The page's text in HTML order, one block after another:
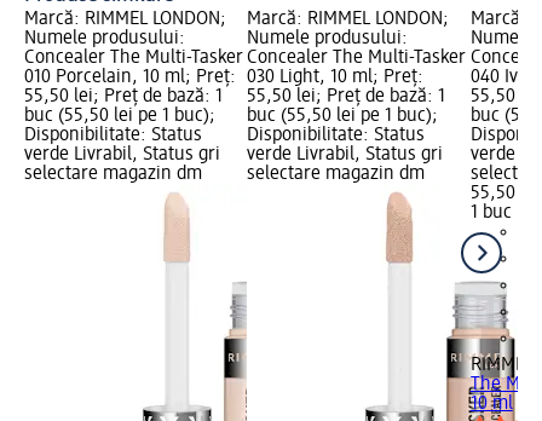
Marcă: RIMMEL LONDON;
Numele produsului:
Concealer The Multi-Tasker
010 Porcelain, 10 ml; Preț:
55,50 lei; Preț de bază: 1
buc (55,50 lei pe 1 buc);
Disponibilitate: Status
verde Livrabil, Status gri
selectare magazin dm
Marcă: RIMMEL LONDON;
Numele produsului:
Concealer The Multi-Tasker
030 Light, 10 ml; Preț:
55,50 lei; Preț de bază: 1
buc (55,50 lei pe 1 buc);
Disponibilitate: Status
verde Livrabil, Status gri
selectare magazin dm
Marcă:
Numele
040
55,50
buc
verde
55,50 lei
1 buc
RIMMEL
The
10 ml